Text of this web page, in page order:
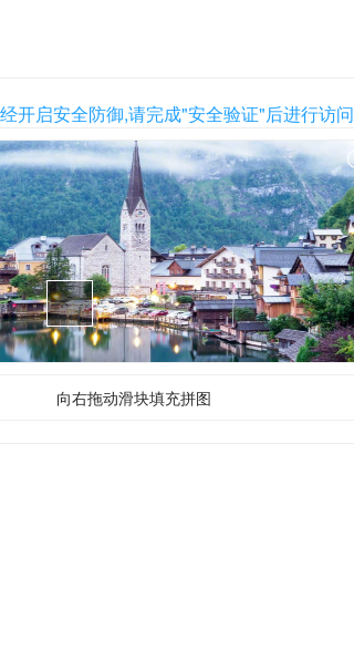
开启安全防御,请完成"安全验证"后进行访问
向右拖动滑块填充拼图